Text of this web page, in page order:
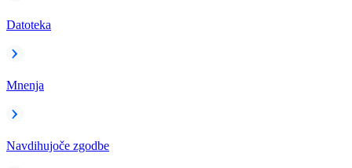
Datoteka
Mnenja
Navdihujoče zgodbe